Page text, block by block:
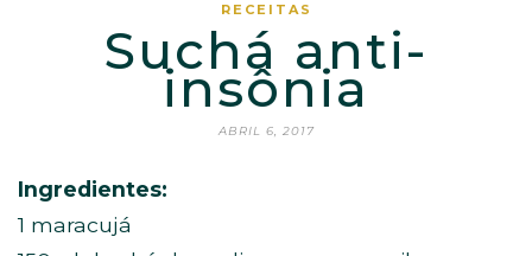
RECEITAS
Suchá anti-
insônia
ABRIL 6, 2017
Ingredientes:
1 maracujá